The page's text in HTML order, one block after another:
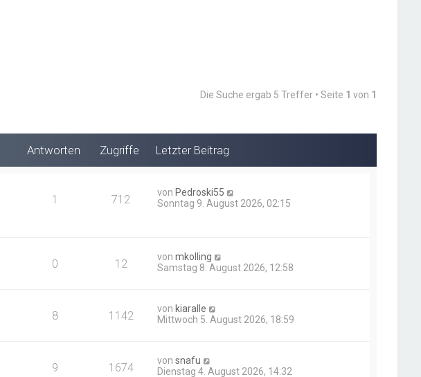
Die Suche ergab 5 Treffer • Seite 1 von 1
Antworten Zugriffe Letzter Beitrag
1 712 von Pedroski55
Sonntag 9. August 2026, 02:15
0 12 vonmkolling
Samstag 8. August 2026, 12:58
8 1142 von kiaralle
Mittwoch 5. August 2026, 18:59
9 1674 vonsnafu
Dienstag 4. August 2026, 14:32